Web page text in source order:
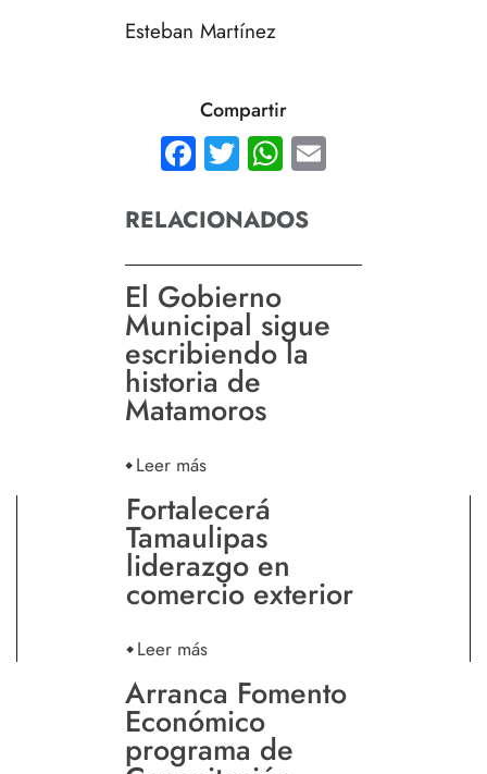
Esteban Martínez
Compartir
Facebook
TwitterWhatsApp
RELACIONADOS
El Gobierno
Municipal sigue
escribiendo la
historia de
Matamoros
Leer más
Fortalecerá
Tamaulipas
liderazgo en
comercio exterior
Leer más
Arranca Fomento
Económico
programa de